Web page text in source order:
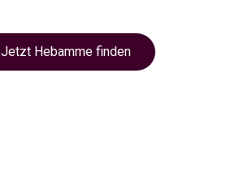
Jetzt Hebamme finden